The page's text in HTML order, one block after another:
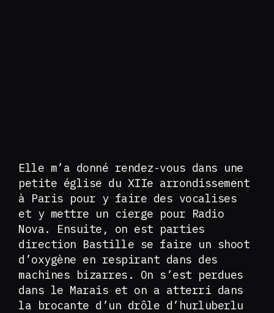
Elle m’a donné rendez-vous dans une
petite église du XIIe arrondissement
à Paris pour y faire des vocalises
et y mettre un cierge pour Radio
Nova. Ensuite, on est parties
direction Bastille se faire un shoot
d’oxygène en respirant dans des
machines bizarres. On s’est perdues
dans le Marais et on a atterri dans
la brocante d’un drôle d’hurluberlu